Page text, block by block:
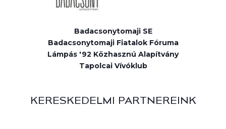
Badacsonytomaji SE
Badacsonytomaji Fiatalok Fóruma
Lámpás '92 Közhasznú Alapítvány
Tapolcai Vívóklub
KERESKEDELMI PARTNEREINK